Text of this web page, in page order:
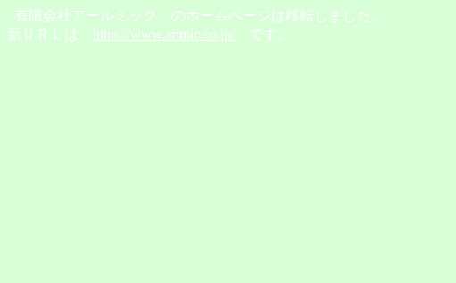
有限会社アールミック のホームページは移転しました。
新ＵＲＬは https://www.arlmic.co.jp/ です。